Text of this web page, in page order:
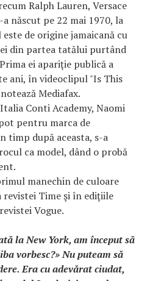
Ralph Lauren, Versace
a născut pe 22 mai 1970, la
de origine jamaicană cu
din partea tatălui purtând
ei apariţie publică a
ani, în videoclipul "Is This
Mediafax.
Conti Academy, Naomi
pentru marca de
timp după aceasta, s-a
ca model, dând o probă
manechin de culoare
Time şi în ediţiile
Vogue.
la New York, am început să
vorbesc?» Nu puteam să
Era cu adevărat ciudat,